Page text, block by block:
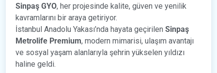
Sinpaş GYO, her projesinde kalite, güven ve yenilik
kavramlarını bir araya getiriyor.
İstanbul Anadolu Yakası’nda hayata geçirilen Sinpaş
Metrolife Premium, modern mimarisi, ulaşım avantajı
ve sosyal yaşam alanlarıyla şehrin yükselen yıldızı
haline geldi.